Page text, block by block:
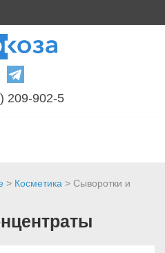
209-902-5
> Косметика > Сыворотки и